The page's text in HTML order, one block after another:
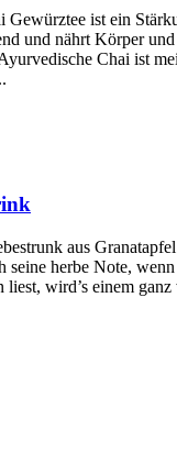
Gewürztee ist ein
und nährt Körper
Chai ist
aus
seine herbe Note,
wird’s einem ganz